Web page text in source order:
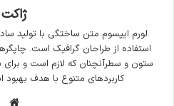
ژاکت
لورم ایپسوم متن ساختگی با تولید
استفاده از طراحان گرافیک است.
ستون و سطرآنچنان که لازم است و برای
کاربردهای متنوع با هدف بهبود